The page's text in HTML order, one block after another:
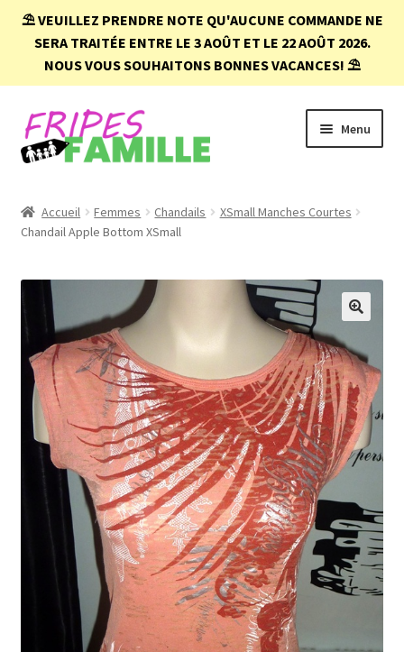
⛱️VEUILLEZ PRENDRE NOTE QU'AUCUNE COMMANDE NE
SERA TRAITÉE ENTRE LE 3 AOÛT ET LE 22 AOÛT 2026.
NOUS VOUS SOUHAITONS BONNES VACANCES! ⛱️
Aller
à
la
Aller
au
contenu
Menu
Boutique
Conditions d’achat
FAQ
Mon compte
Liste de souhait
Nous contacter
Commande
Accueil Femmes Chandails
XSmall Manches Courtes
Chandail Apple Bottom XSmall